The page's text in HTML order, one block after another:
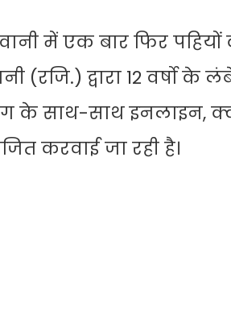
में एक बार फिर पहियों
(रजि.) द्वारा 12 वर्षो के
के साथ-साथ इनलाइन,
करवाई जा रही है।